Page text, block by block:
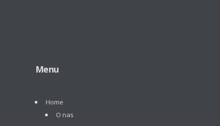
Menu
Home
O nas